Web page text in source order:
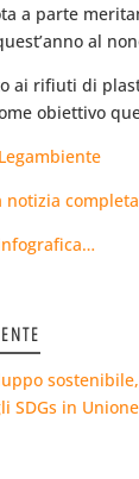
a parte
al
ai rifiuti di
obiettivo
Legambiente
notizia
SDGs in